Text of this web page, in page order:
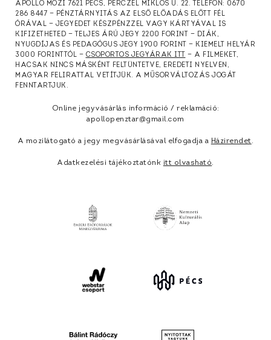
APOLLÓ MOZI 7621 PÉCS, PERCZEL MIKLÓS U. 22. TELEFON: 0670
286 8447 — PÉNZTÁRNYITÁS AZ ELSŐ ELŐADÁS ELŐTT FÉL
ÓRÁVAL — JEGYEDET KÉSZPÉNZZEL VAGY KÁRTYÁVAL IS
KIFIZETHETED — TELJES ÁRÚ JEGY 2200 FORINT — DIÁK,
NYUGDÍJAS ÉS PEDAGÓGUS JEGY 1900 FORINT — KIEMELT HELYÁR
3000 FORINTTÓL — CSOPORTOS JEGYÁRAK ITT
— A FILMEKET,
HACSAK NINCS MÁSKÉNT FELTÜNTETVE, EREDETI NYELVEN,
MAGYAR FELIRATTAL VETÍTJÜK. A MŰSORVÁLTOZÁS JOGÁT
FENNTARTJUK.
Online jegyvásárlás információ / reklamáció:
apollopenztar@gmail.com
A mozilátogató a jegy megvásárlásával elfogadja a Házirendet.
Adatkezelési tájékoztatónk itt olvasható.